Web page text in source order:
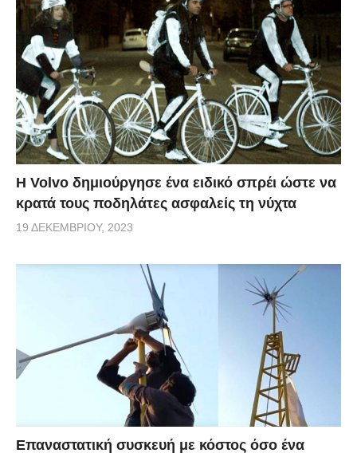
Η Volvo δημιούργησε ένα ειδικό σπρέι ώστε να
κρατά τους ποδηλάτες ασφαλείς τη νύχτα
19 ΔΕΚΕΜΒΡΊΟΥ, 2023
Επαναστατική συσκευή με κόστος όσο ένα